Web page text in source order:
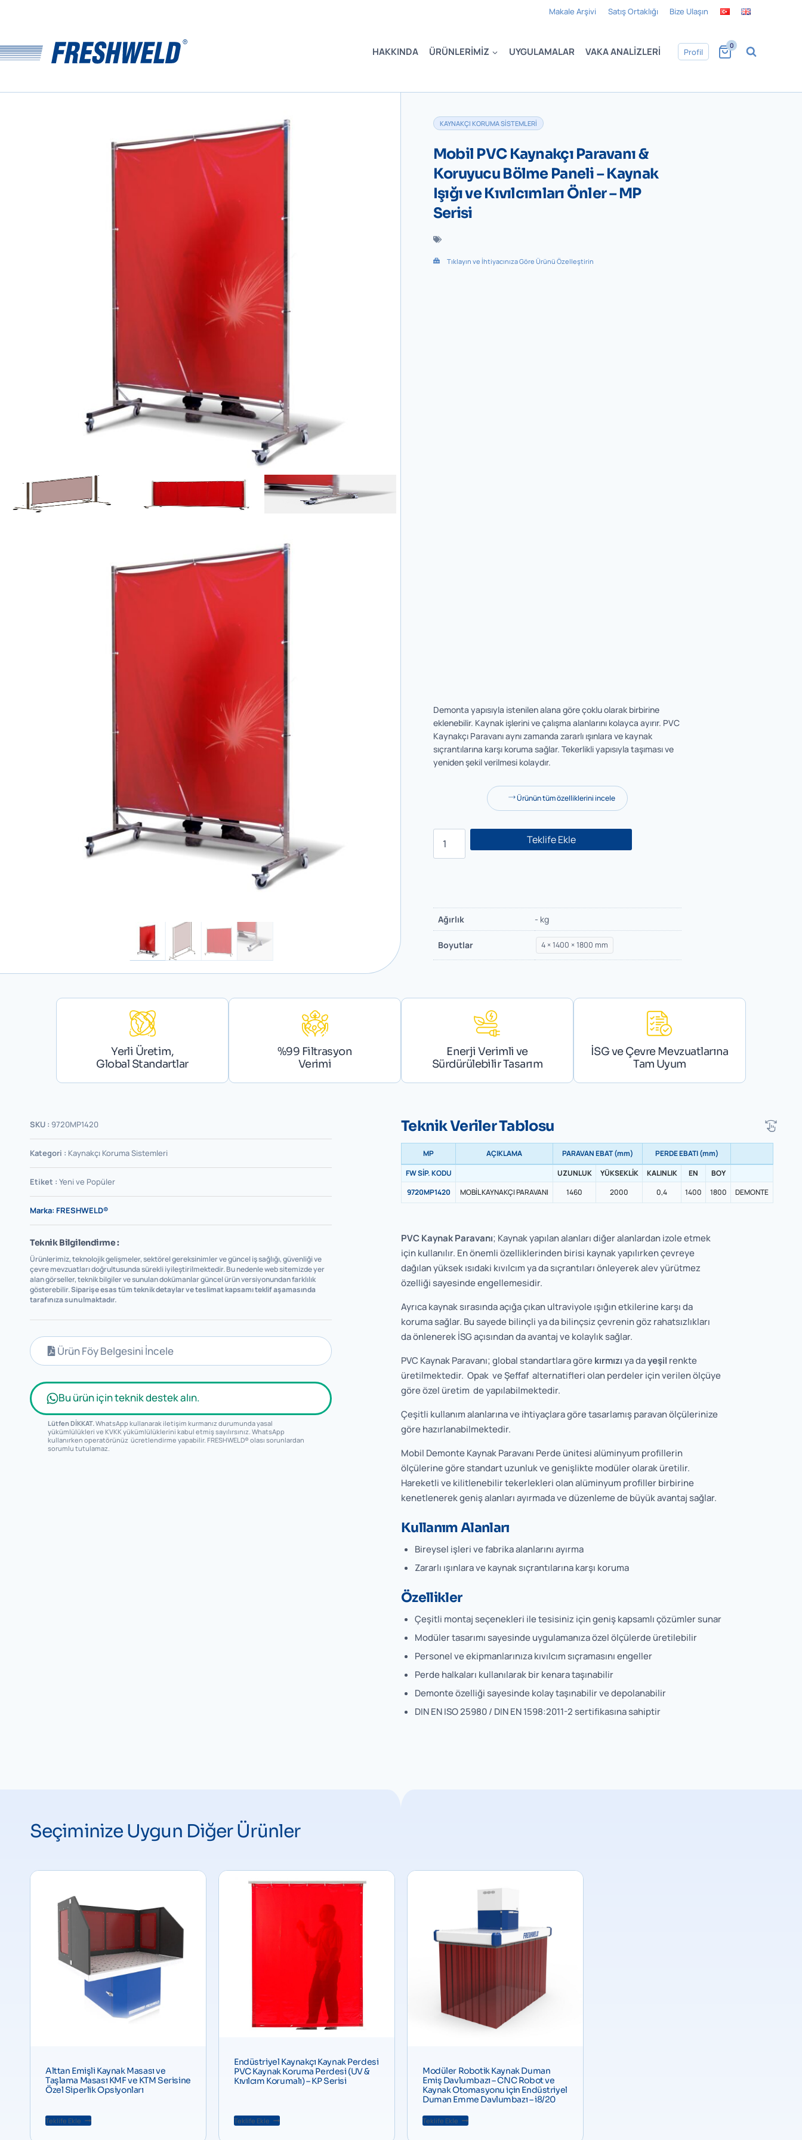
Makale Arşivi Satış Ortaklığı Bize Ulaşın
HAKKINDA ÜRÜNLERIMIZ UYGULAMALAR VAKA ANALIZLERI Profil
0
KAYNAKÇI KORUMA SISTEMLERI
Mobil PVC Kaynakçı Paravanı &
Koruyucu Bölme Paneli – Kaynak
Işığı ve Kıvılcımları Önler – MP
Serisi
Tıklayın ve İhtiyacınıza Göre Ürünü Özelleştirin
Demonta yapısıyla istenilen alana göre çoklu olarak birbirine
eklenebilir. Kaynak işlerini ve çalışma alanlarını kolayca ayırır. PVC
Kaynakçı Paravanı aynı zamanda zararlı ışınlara ve kaynak
sıçrantılarına karşı koruma sağlar. Tekerlikli yapısıyla taşıması ve
yeniden şekil verilmesi kolaydır.
Ürünün tüm özelliklerini incele
Teklife Ekle
Ağırlık - kg
Boyutlar 4 × 1400 × 1800 mm
Yerli Üretim,
Global Standartlar
%99 Filtrasyon
Verimi
Enerji Verimli ve
Sürdürülebilir Tasarım
İSG ve Çevre Mevzuatlarına
Tam Uyum
SKU : 9720MP1420
Kategori : Kaynakçı Koruma Sistemleri
Etiket : Yeni ve Popüler
Marka: FRESHWELD®
Teknik Bilgilendirme :
Ürünlerimiz, teknolojik gelişmeler, sektörel gereksinimler ve güncel iş sağlığı, güvenliği ve
çevre mevzuatları doğrultusunda sürekli iyileştirilmektedir. Bu nedenle web sitemizde yer
alan görseller, teknik bilgiler ve sunulan dokümanlar güncel ürün versiyonundan farklılık
gösterebilir.Siparişe esas tüm teknik detaylar ve teslimat kapsamı teklif aşamasında
tarafınıza sunulmaktadır.
Ürün Föy Belgesini İncele
Bu ürün için teknik destek alın.
Lütfen DİKKAT.WhatsApp kullanarak iletişim kurmanız durumunda yasal
yükümlülükleri ve KVKK yükümlülüklerini kabul etmiş sayılırsınız. WhatsApp
kullanırken operatörünüz ücretlendirme yapabilir. FRESHWELD® olası sorunlardan
sorumlu tutulamaz.
Teknik Veriler Tablosu
MP AÇIKLAMA PARAVAN EBAT (mm)
PERDE EBATI (mm)
FW SİP. KODU
UZUNLUK YÜKSEKLİK KALINLIK EN
BOY
9720MP1420
MOBİL KAYNAKÇI PARAVANI 1460 2000 0,4 1400 1800 DEMONTE
PVC Kaynak Paravanı; Kaynak yapılan alanları diğer alanlardan izole etmek
için kullanılır. En önemli özelliklerinden birisi kaynak yapılırken çevreye
dağılan yüksek ısıdaki kıvılcım ya da sıçrantıları önleyerek alev yürütmez
özelliği sayesinde engellemesidir.
Ayrıca kaynak sırasında açığa çıkan ultraviyole ışığın etkilerine karşı da
koruma sağlar. Bu sayede bilinçli ya da bilinçsiz çevrenin göz rahatsızlıkları
da önlenerek İSG açısından da avantaj ve kolaylık sağlar.
PVC Kaynak Paravanı; global standartlara görekırmızıya dayeşil renkte
üretilmektedir. Opak ve Şeffaf alternatifleri olan perdeler için verilen ölçüye
göre özel üretim de yapılabilmektedir.
Çeşitli kullanım alanlarına ve ihtiyaçlara göre tasarlamış paravan ölçülerinize
göre hazırlanabilmektedir.
Mobil Demonte Kaynak Paravanı Perde ünitesi alüminyum profillerin
ölçülerine göre standart uzunluk ve genişlikte modüler olarak üretilir.
Hareketli ve kilitlenebilir tekerlekleri olan alüminyum profiller birbirine
kenetlenerek geniş alanları ayırmada ve düzenleme de büyük avantaj sağlar.
Kullanım Alanları
Bireysel işleri ve fabrika alanlarını ayırma
Zararlı ışınlara ve kaynak sıçrantılarına karşı koruma
Özellikler
Çeşitli montaj seçenekleri ile tesisiniz için geniş kapsamlı çözümler sunar
Modüler tasarımı sayesinde uygulamanıza özel ölçülerde üretilebilir
Personel ve ekipmanlarınıza kıvılcım sıçramasını engeller
Perde halkaları kullanılarak bir kenara taşınabilir
Demonte özelliği sayesinde kolay taşınabilir ve depolanabilir
DIN EN ISO 25980 / DIN EN 1598:2011-2 sertifikasına sahiptir
Seçiminize Uygun Diğer Ürünler
Alttan Emişli Kaynak Masası ve
Taşlama Masası KMF ve KTM Serisine
Özel Siperlik Opsiyonları
Teklife Ekle
Endüstriyel Kaynakçı Kaynak Perdesi
PVC Kaynak Koruma Perdesi (UV &
Kıvılcım Korumalı) – KP Serisi
Teklife Ekle
Modüler Robotik Kaynak Duman
Emiş Davlumbazı – CNC Robot ve
Kaynak Otomasyonu için Endüstriyel
Duman Emme Davlumbazı – i8/20
Teklife Ekle